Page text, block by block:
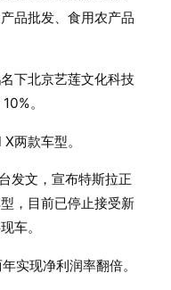
品批发、食用农产品
下北京艺莲文化科技
。
两款车型。
发文，宣布特斯拉正
，目前已停止接受新
车。
实现净利润率翻倍。